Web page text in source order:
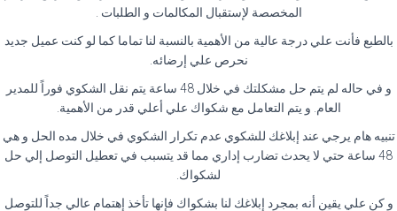
المخصصة لإستقبال المكالمات و الطلبات .
بالطبع فأنت علي درجة عالية من الأهمية بالنسبة لنا تماما كما لو كنت عميل جديد
نحرص علي إرضائه.
و في حاله لم يتم حل مشكلتك في خلال 48 ساعة يتم نقل الشكوي فوراً للمدير
العام. و يتم التعامل مع شكواك علي أعلي قدر من الأهمية.
تنبيه هام يرجي عند إبلاغك للشكوي عدم تكرار الشكوي في خلال مده الحل و هي
48 ساعة حتي لا يحدث تضارب إداري مما قد يتسبب في تعطيل التوصل إلي حل
لشكواك.
و كن علي يقين أنه بمجرد إبلاغك لنا بشكواك فإنها تأخذ إهتمام عالي جداً للتوصل